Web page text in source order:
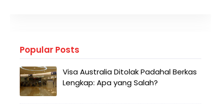
Popular Posts
Visa Australia Ditolak Padahal Berkas
Lengkap: Apa yang Salah?